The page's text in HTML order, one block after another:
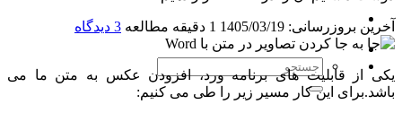
آخرین بروزرسانی: 1405/03/19 1 دقیقه مطالعه 3 دیدگاه
یکی از قابلیت های برنامه ورد، افزودن عکس به متن ما می
باشد.برای این کار مسیر زیر را طی می کنیم: